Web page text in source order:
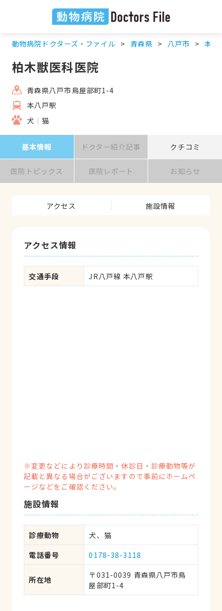
動物病院ドクターズ・ファイル 青森県 八戸市 本八
柏木獣医科医院
青森県八戸市鳥屋部町1-4
本八戸駅
犬
猫
基本情報 ドクター紹介記事 クチコミ
医院トピックス 医院レポート お知らせ
アクセス 施設情報
アクセス情報
交通手段 JR八戸線 本八戸駅
※変更などにより診療時間・休診日・診療動物等が
記載と異なる場合がございますので事前にホームペ
ージなどをご確認ください。
施設情報
診療動物
犬、猫
電話番号
0178-38-3118
所在地
〒031-0039 青森県八戸市鳥
屋部町1-4